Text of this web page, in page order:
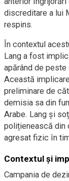
discreditare a lui
respins.
În contextul
Lang a fost
apărând de
Această
preliminare de
demisia sa din
Arabe. Lang și
polițienească din
agresat fizic în
Contextul și
Campania de